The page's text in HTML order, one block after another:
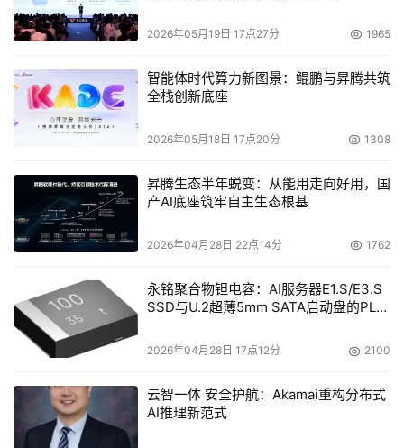
2026年05月19日 17点27分 1965
智能体时代算力新图景：鲲鹏与昇腾共筑
全栈创新底座
2026年05月18日 17点20分 1308
昇腾生态半年蜕变：从能用走向好用，国
产AI底座筑牢自主生态根基
2026年04月28日 22点14分 1762
永铭聚合物钽电容：AI服务器E1.S/E3.S
SSD与U.2超薄5mm SATA启动盘的PLP
2026年04月28日 17点12分 2100
云智一体 安全护航：Akamai重构分布式
AI推理新范式